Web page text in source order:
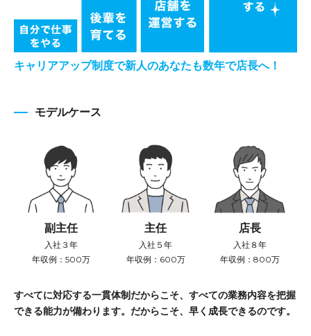
キャリアアップ制度で新人のあなたも数年で店長へ！
モデルケース
副主任
入社３年
年収例：500万
主任
入社５年
年収例：600万
店長
入社８年
年収例：800万
すべてに対応する一貫体制だからこそ、 すべての業務内容を把握
できる能力が備わります。 だからこそ、早く成長できるのです。